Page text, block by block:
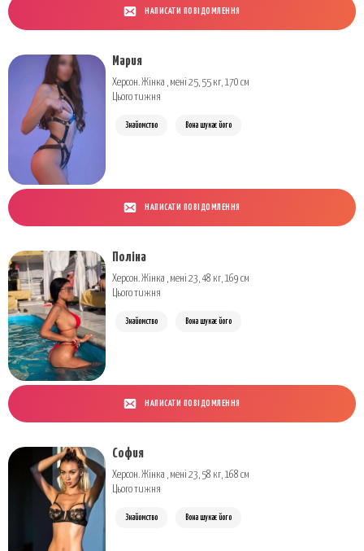
НАПИСАТИ ПОВІДОМЛЕННЯ
Мария
Херсон. Жінка , мені 25, 55 кг, 170 см
Цього тижня
Знайомство Вона шукає його
НАПИСАТИ ПОВІДОМЛЕННЯ
Поліна
Херсон. Жінка , мені 23, 48 кг, 169 см
Цього тижня
Знайомство Вона шукає його
НАПИСАТИ ПОВІДОМЛЕННЯ
София
Херсон. Жінка , мені 23, 58 кг, 168 см
Цього тижня
Знайомство Вона шукає його